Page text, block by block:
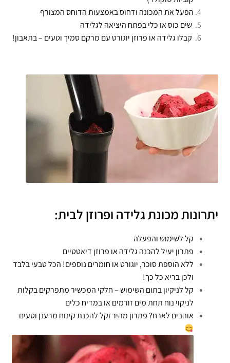
הפעל את המכונה ודחוס באמצעות הדוחס המצורף
שים כוס או כלי בפתח היציאה לגלידה
קבלו גלידה או פרוזן יוגורט עם מרקם סמיך וטעים – בתאבון!
יתרונות מכונת גלידה ופרוזן לבית:
קל לשימוש והפעלה
פתרון יעיל להכנה גלידה או פרוזן דיאטטיים
ללא הוספת סוכר, יוגורט או חומרים נוספים! הכל טבעי בלבד
ולכן בריא כל כך!
קל לניקיון בתום השימוש – חלקי המכשיר מתפרקים בקלות
לניקוי נוח תחת מים זורמים או במדיח כלים
אוהבים לארח? פתרון מהיר וקל להכנת קינוח מרענן וטעים